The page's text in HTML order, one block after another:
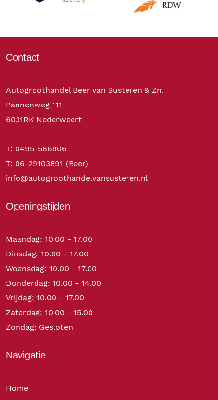
Contact
Autogroothandel Beer van Susteren & Zn.
Pannenweg 111
6031RK Nederweert
T: 0495-586906
T: 06-29103891 (Beer)
info@autogroothandelvansusteren.nl
Openingstijden
Maandag: 10.00 - 17.00
Dinsdag: 10.00 - 17.00
Woensdag: 10.00 - 17.00
Donderdag: 10.00 - 14.00
Vrijdag: 10.00 - 17.00
Zaterdag: 10.00 - 15.00
Zondag: Gesloten
Navigatie
Home